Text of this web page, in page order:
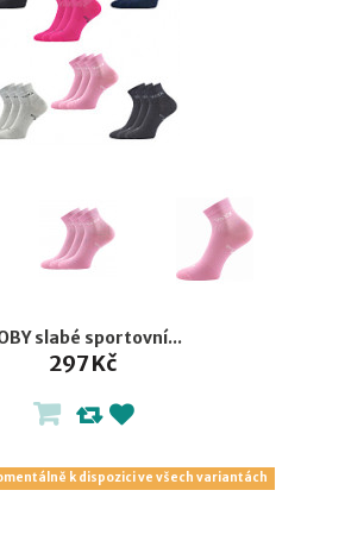
slabé sportovní...
297 Kč
k dispozici ve všech variantách